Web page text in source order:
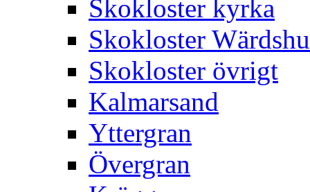
Skokloster kyrka
Skokloster
Skokloster övrigt
Kalmarsand
Yttergran
Övergran